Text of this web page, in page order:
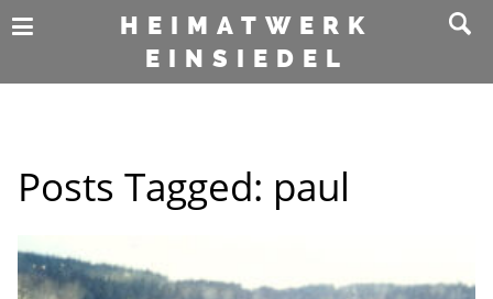
HEIMATWERK
EINSIEDEL
Posts Tagged: paul